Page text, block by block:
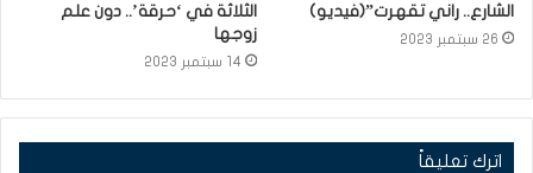
الشارع.. راني تقهرت”(فيديو)
26 سبتمبر 2023
الثلاثة في ‘حرقة’.. دون علم
زوجها
14 سبتمبر 2023
اترك تعليقاً